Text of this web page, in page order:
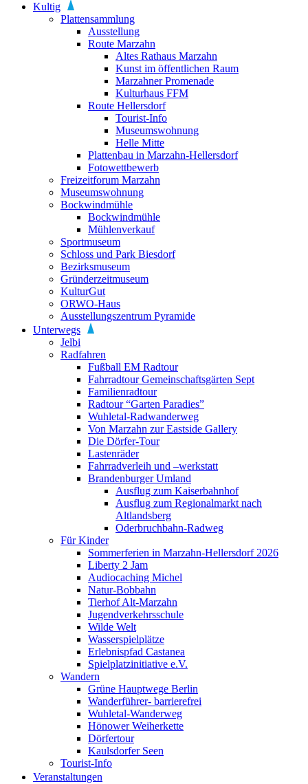
Kultig
Plattensammlung
Ausstellung
Route Marzahn
Altes Rathaus Marzahn
Kunst im öffentlichen Raum
Marzahner Promenade
Kulturhaus FFM
Route Hellersdorf
Tourist-Info
Museumswohnung
Helle Mitte
Plattenbau in Marzahn-Hellersdorf
Fotowettbewerb
Freizeitforum Marzahn
Museumswohnung
Bockwindmühle
Bockwindmühle
Mühlenverkauf
Sportmuseum
Schloss und Park Biesdorf
Bezirksmuseum
Gründerzeitmuseum
KulturGut
ORWO-Haus
Ausstellungszentrum Pyramide
Unterwegs
Jelbi
Radfahren
Fußball EM Radtour
Fahrradtour Gemeinschaftsgärten Sept
Familienradtour
Radtour “Garten Paradies”
Wuhletal-Radwanderweg
Von Marzahn zur Eastside Gallery
Die Dörfer-Tour
Lastenräder
Fahrradverleih und –werkstatt
Brandenburger Umland
Ausflug zum Kaiserbahnhof
Ausflug zum Regionalmarkt nach
Altlandsberg
Oderbruchbahn-Radweg
Für Kinder
Sommerferien in Marzahn-Hellersdorf 2026
Liberty 2 Jam
Audiocaching Michel
Natur-Bobbahn
Tierhof Alt-Marzahn
Jugendverkehrsschule
Wilde Welt
Wasserspielplätze
Erlebnispfad Castanea
Spielplatzinitiative e.V.
Wandern
Grüne Hauptwege Berlin
Wanderführer- barrierefrei
Wuhletal-Wanderweg
Hönower Weiherkette
Dörfertour
Kaulsdorfer Seen
Tourist-Info
Veranstaltungen